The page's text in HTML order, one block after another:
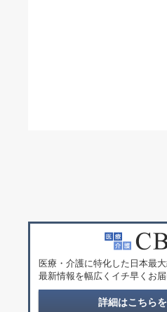
医療・介護に特化した日本最
最新情報を幅広くイチ早くお届
詳細はこちら